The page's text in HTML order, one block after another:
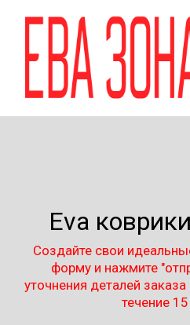
Eva
Создайте свои
форму и нажмите
уточнения деталей
течение